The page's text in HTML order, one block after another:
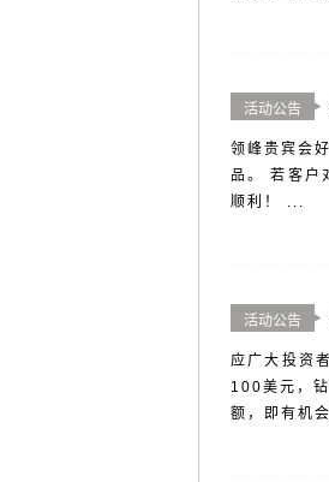
活动公告
领峰贵宾会
品。 若客户
顺利！ ...
活动公告
应广大投资
100美元，
额，即有机